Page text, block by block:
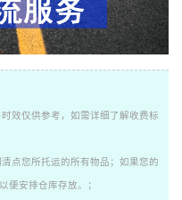
时效仅供参考，如需详细了解收费标
点您所托运的所有物品；如果您的
便安排仓库存放。；